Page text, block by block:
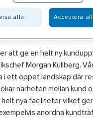
i Mora kommer att omfatta
ligger centralt belägen i
att ge en helt ny
Morgan Kullberg.
i ett öppet landskap där
närheten mellan kund
helt nya faciliteter vilket
anordna
alla Acceptera